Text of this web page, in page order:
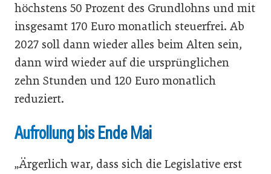
höchstens 50 Prozent des Grundlohns und mit
insgesamt 170 Euro monatlich steuerfrei. Ab
2027 soll dann wieder alles beim Alten sein,
dann wird wieder auf die ursprünglichen
zehn Stunden und 120 Euro monatlich
reduziert.
Aufrollung bis Ende Mai
„Ärgerlich war, dass sich die Legislative erst